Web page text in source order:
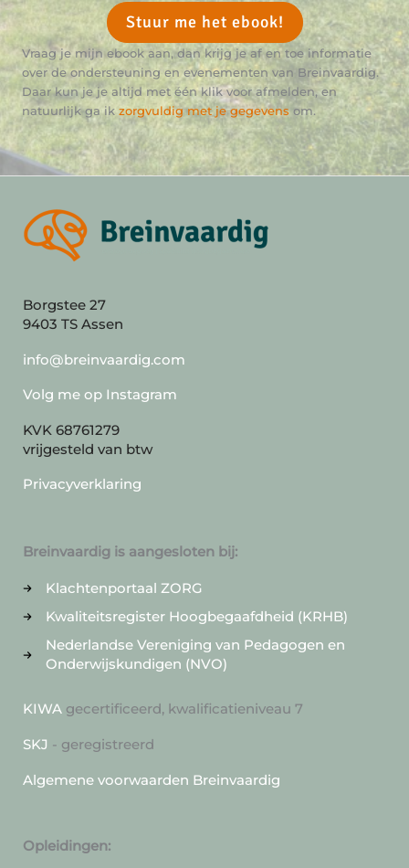
Stuur me het ebook!
Vraag je mijn ebook aan, dan krijg je af en toe informatie
over de ondersteuning en evenementen van Breinvaardig.
Daar kun je je altijd met één klik voor afmelden, en
natuurlijk ga ik zorgvuldig met je gegevens om.
Borgstee 27
9403 TS Assen
info@breinvaardig.com
Volg me op Instagram
KVK 68761279
vrijgesteld van btw
Privacyverklaring
Breinvaardig is aangesloten bij:
Klachtenportaal ZORG
Kwaliteitsregister Hoogbegaafdheid (KRHB)
Nederlandse Vereniging van Pedagogen en
Onderwijskundigen (NVO)
KIWA gecertificeerd, kwalificatieniveau 7
SKJ - geregistreerd
Algemene voorwaarden Breinvaardig
Opleidingen: